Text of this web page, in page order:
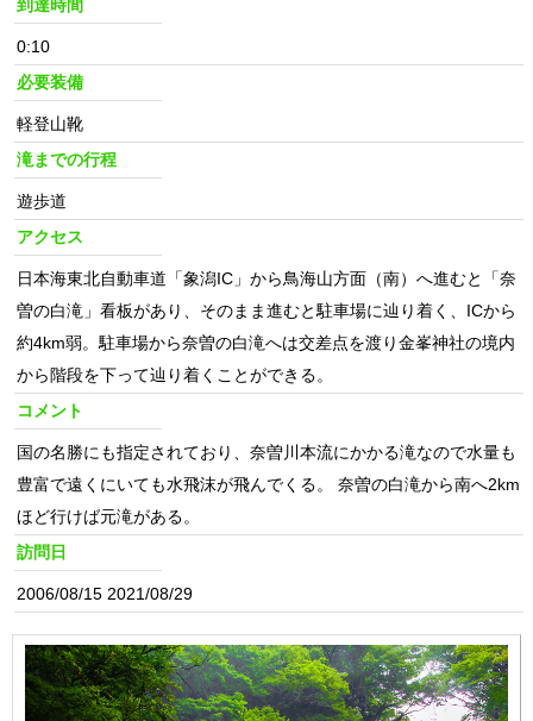
到達時間
0:10
必要装備
軽登山靴
滝までの行程
遊歩道
アクセス
日本海東北自動車道「象潟IC」から鳥海山方面（南）へ進むと「奈
曽の白滝」看板があり、そのまま進むと駐車場に辿り着く、ICから
約4km弱。駐車場から奈曽の白滝へは交差点を渡り金峯神社の境内
から階段を下って辿り着くことができる。
コメント
国の名勝にも指定されており、奈曽川本流にかかる滝なので水量も
豊富で遠くにいても水飛沫が飛んでくる。 奈曽の白滝から南へ2km
ほど行けば元滝がある。
訪問日
2006/08/15 2021/08/29